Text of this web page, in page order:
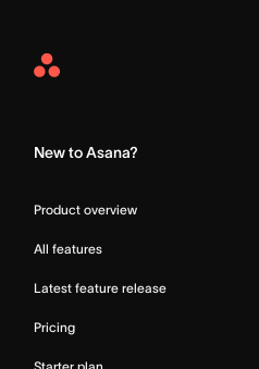
Asana
New to Asana?
Product overview
All features
Latest feature release
Pricing
Starter plan